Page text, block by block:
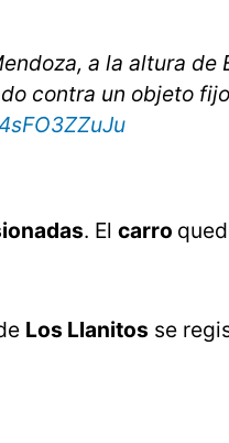
a la altura de
contra un objeto
. El carro
Los Llanitos se